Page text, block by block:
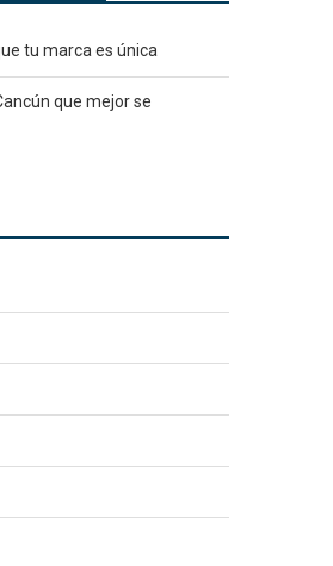
tu marca es única
que mejor se